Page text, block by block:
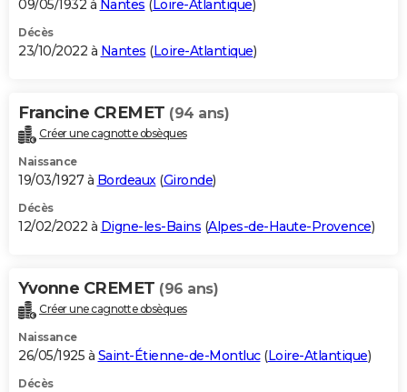
09/05/1932 à Nantes ( Loire-Atlantique)
Décès
23/10/2022 à Nantes (Loire-Atlantique)
Francine CREMET (94 ans)
Créer une cagnotte obsèques
Naissance
19/03/1927 à Bordeaux(Gironde)
Décès
12/02/2022 à Digne-les-Bains (Alpes-de-Haute-Provence)
Yvonne CREMET (96 ans)
Créer une cagnotte obsèques
Naissance
26/05/1925 à Saint-Étienne-de-Montluc(Loire-Atlantique)
Décès